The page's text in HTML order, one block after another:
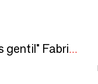
Kit à semer "Papa t'es le plus gentil" Fabriqué en France